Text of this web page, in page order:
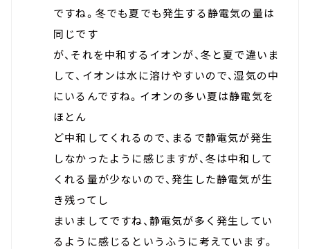
ですね。冬でも夏でも発生する静電気の量は
同じです
が、それを中和するイオンが、冬と夏で違いま
して、イオンは水に溶けやすいので、湿気の中
にいるんですね。イオンの多い夏は静電気を
ほとん
ど中和してくれるので、まるで静電気が発生
しなかったように感じますが、冬は中和して
くれる量が少ないので、発生した静電気が生
き残ってし
まいましてですね、静電気が多く発生してい
るように感じるというふうに考えています。